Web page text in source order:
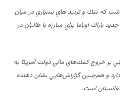
داشت كه شك و ترديد هاي بسياري در ميان
باراك اوباما براي مبارزه با طالبان در
بر خروجكمك‌هاي مالي دولت آمريكا به
و هم‌چنينگزاراش‌هايي نشان دهنده
است.